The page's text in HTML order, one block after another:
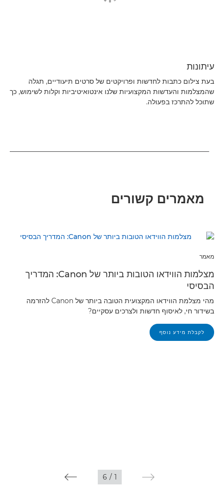
עיתונות
בעת צילום כתבות לחדשות ופרויקטים של סרטים תיעודיים, תגלה
שהמצלמות והעדשות המקצועיות שלנו אינטואיטיביות וקלות לשימוש, כך
שתוכל להתרכז בפעולה.
מאמרים קשורים
מאמר
מצלמות הווידאו הטובות ביותר של Canon: המדריך
הבסיסי
מהי מצלמת הווידאו המקצועית הטובה ביותר של Canon להזרמה
בשידור חי, לאיסוף חדשות ולצרכים עסקיים?
לקבלת מידע נוסף
1
/
6